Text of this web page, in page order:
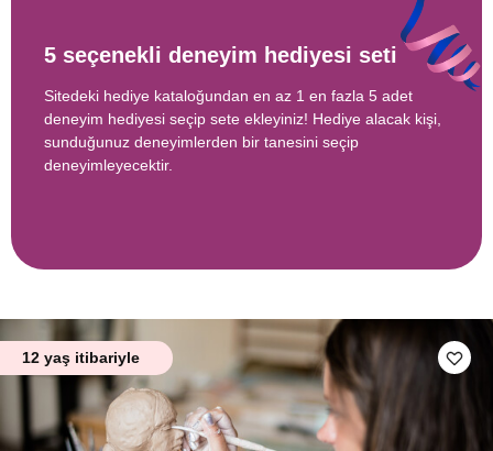
5 seçenekli deneyim hediyesi seti
Sitedeki hediye kataloğundan en az 1 en fazla 5 adet
deneyim hediyesi seçip sete ekleyiniz! Hediye alacak kişi,
sunduğunuz deneyimlerden bir tanesini seçip
deneyimleyecektir.
12 yaş itibariyle